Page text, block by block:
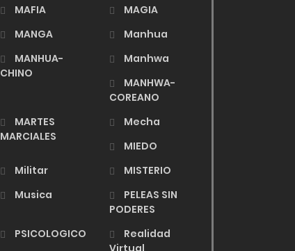
MAFIA
MAGIA
MANGA
Manhua
MANHUA-
CHINO
Manhwa
MANHWA-
COREANO
MARTES
MARCIALES
Mecha
MIEDO
Militar
MISTERIO
Musica
PELEAS SIN
PODERES
PSICOLOGICO
Realidad